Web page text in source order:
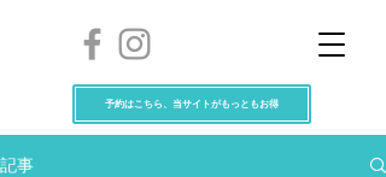
予約はこちら、当サイトがもっともお得
記事